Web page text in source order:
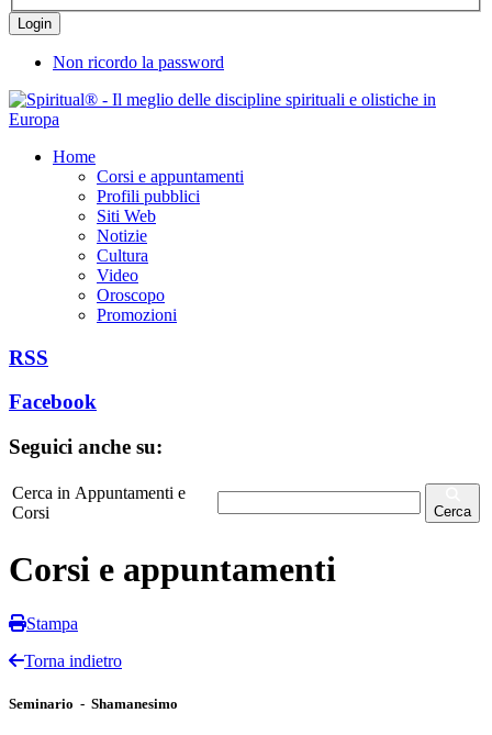
Non ricordo la password
Home
Corsi e appuntamenti
Profili pubblici
Siti Web
Notizie
Cultura
Video
Oroscopo
Promozioni
RSS
Facebook
Seguici anche su:
Cerca in Appuntamenti e
Corsi
Cerca
Corsi e appuntamenti
Stampa
Torna indietro
Seminario - Shamanesimo